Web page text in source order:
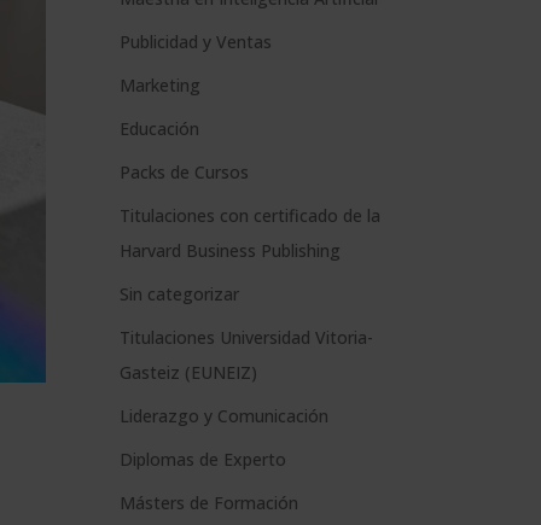
n
a
t
e
:
Publicidad y Ventas
Marketing
Educación
Packs de Cursos
Titulaciones con certificado de la
Harvard Business Publishing
Sin categorizar
Titulaciones Universidad Vitoria-
Gasteiz (EUNEIZ)
Liderazgo y Comunicación
Diplomas de Experto
Másters de Formación